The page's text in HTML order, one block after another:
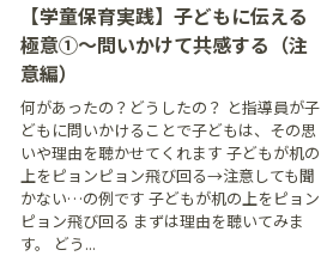
【学童保育実践】子どもに伝える
極意①〜問いかけて共感する（注
意編）
何があったの？どうしたの？ と指導員が子
どもに問いかけることで子どもは、その思
いや理由を聴かせてくれます 子どもが机の
上をピョンピョン飛び回る→注意しても聞
かない…の例です 子どもが机の上をピョン
ピョン飛び回る まずは理由を聴いてみま
す。 どう...